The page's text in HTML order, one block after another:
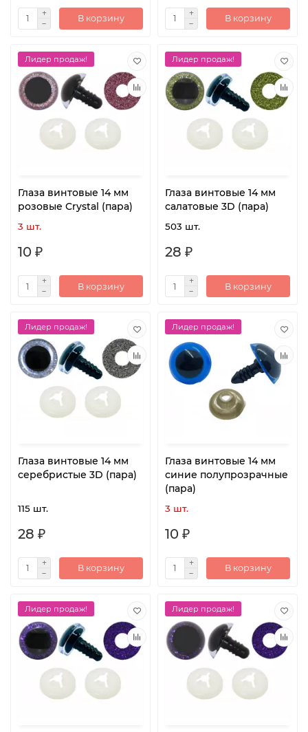
В корзину В корзину
Лидер продаж!
Глаза винтовые 14 мм
розовые Crystal (пара)
3 шт.
10 ₽
В корзину
Лидер продаж!
Глаза винтовые 14 мм
салатовые 3D (пара)
503 шт.
28 ₽
В корзину
Лидер продаж!
Глаза винтовые 14 мм
серебристые 3D (пара)
115 шт.
28 ₽
В корзину
Лидер продаж!
Глаза винтовые 14 мм
синие полупрозрачные
(пара)
3 шт.
10 ₽
В корзину
Лидер продаж! Лидер продаж!